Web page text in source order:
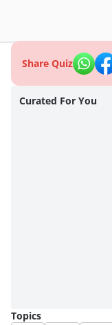
Share Quiz
Curated For You
Topics